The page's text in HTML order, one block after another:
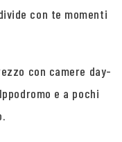
con te momenti
con camere day-
e a pochi